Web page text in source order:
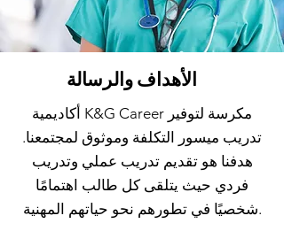
الأهداف والرسالة
أكاديمية K&G Career مكرسة لتوفير
تدريب ميسور التكلفة وموثوق لمجتمعنا.
هدفنا هو تقديم تدريب عملي وتدريب
فردي حيث يتلقى كل طالب اهتمامًا
شخصيًا في تطورهم نحو حياتهم المهنية.